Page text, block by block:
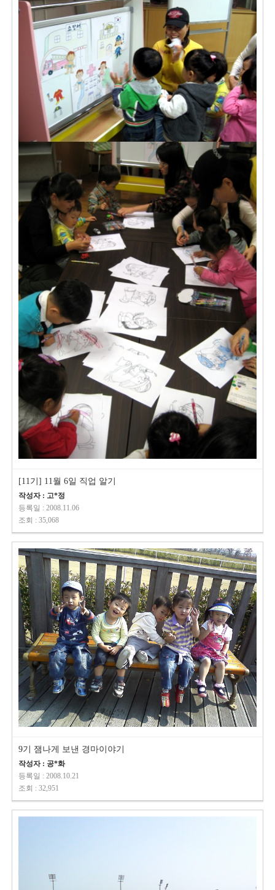
[11기] 11월 6일 직업 알기
작성자 : 고*정
등록일 : 2008.11.06
조회 : 35,068
9기 잼나게 보낸 경마이야기
작성자 : 공*화
등록일 : 2008.10.21
조회 : 32,951